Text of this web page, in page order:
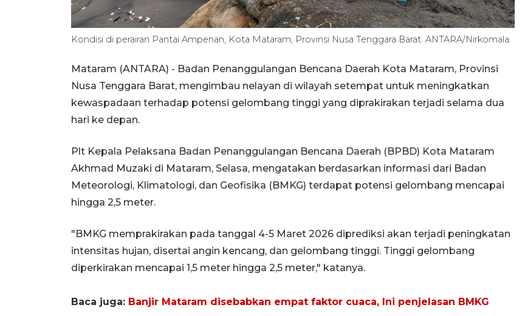
Kondisi di perairan Pantai Ampenan, Kota Mataram, Provinsi Nusa Tenggara Barat. ANTARA/Nirkomala.
Mataram (ANTARA) - Badan Penanggulangan Bencana Daerah Kota Mataram, Provinsi
Nusa Tenggara Barat, mengimbau nelayan di wilayah setempat untuk meningkatkan
kewaspadaan terhadap potensi gelombang tinggi yang diprakirakan terjadi selama dua
hari ke depan.
Plt Kepala Pelaksana Badan Penanggulangan Bencana Daerah (BPBD) Kota Mataram
Akhmad Muzaki di Mataram, Selasa, mengatakan berdasarkan informasi dari Badan
Meteorologi, Klimatologi, dan Geofisika (BMKG) terdapat potensi gelombang mencapai
hingga 2,5 meter.
"BMKG memprakirakan pada tanggal 4-5 Maret 2026 diprediksi akan terjadi peningkatan
intensitas hujan, disertai angin kencang, dan gelombang tinggi. Tinggi gelombang
diperkirakan mencapai 1,5 meter hingga 2,5 meter," katanya.
Baca juga: Banjir Mataram disebabkan empat faktor cuaca, Ini penjelasan BMKG